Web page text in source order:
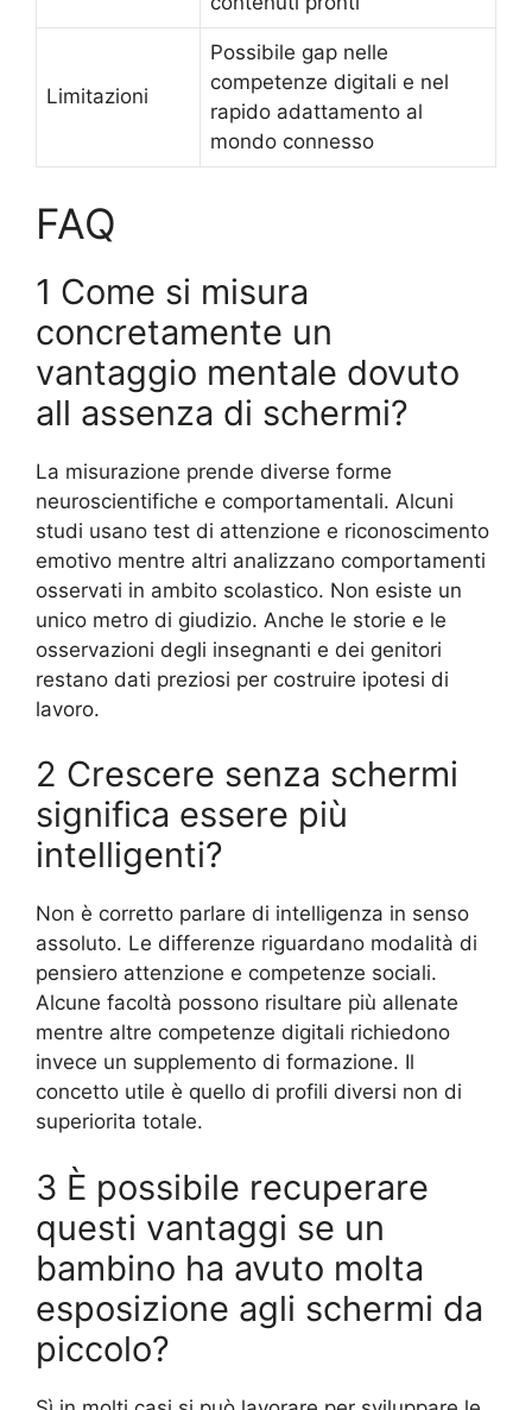
Limitazioni
Possibile gap nelle
competenze digitali e nel
rapido adattamento al
mondo connesso
FAQ
1 Come si misura
concretamente un
vantaggio mentale dovuto
all assenza di schermi?
La misurazione prende diverse forme
neuroscientifiche e comportamentali. Alcuni
studi usano test di attenzione e riconoscimento
emotivo mentre altri analizzano comportamenti
osservati in ambito scolastico. Non esiste un
unico metro di giudizio. Anche le storie e le
osservazioni degli insegnanti e dei genitori
restano dati preziosi per costruire ipotesi di
lavoro.
2 Crescere senza schermi
significa essere più
intelligenti?
Non è corretto parlare di intelligenza in senso
assoluto. Le differenze riguardano modalità di
pensiero attenzione e competenze sociali.
Alcune facoltà possono risultare più allenate
mentre altre competenze digitali richiedono
invece un supplemento di formazione. Il
concetto utile è quello di profili diversi non di
superiorita totale.
3 È possibile recuperare
questi vantaggi se un
bambino ha avuto molta
esposizione agli schermi da
piccolo?